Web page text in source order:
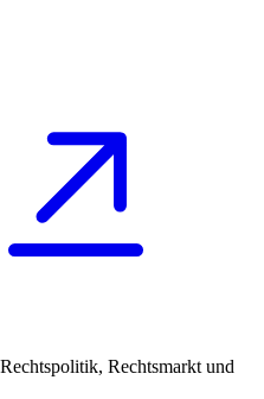
Rechtsmarkt und